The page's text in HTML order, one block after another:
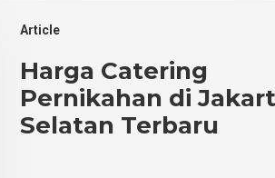
Article
Catering
Jakarta
Selatan
Harga Catering
Pernikahan di
Selatan Terbaru